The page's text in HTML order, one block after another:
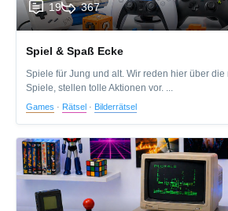
19 367
Spiel & Spaß Ecke
Spiele für Jung und alt. Wir reden hier über die
Spiele, stellen tolle Aktionen vor. ...
Games · Rätsel · Bilderrätsel